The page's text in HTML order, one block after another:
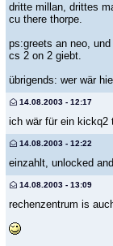
dritte millan, drittes
cu there thorpe.
ps:greets an neo,
cs 2 on 2 giebt.
übrigends: wer wär
14.08.2003 - 12:17
ich wär für ein kickq2
14.08.2003 - 12:22
einzahlt, unlocked
14.08.2003 - 13:09
rechenzentrum is